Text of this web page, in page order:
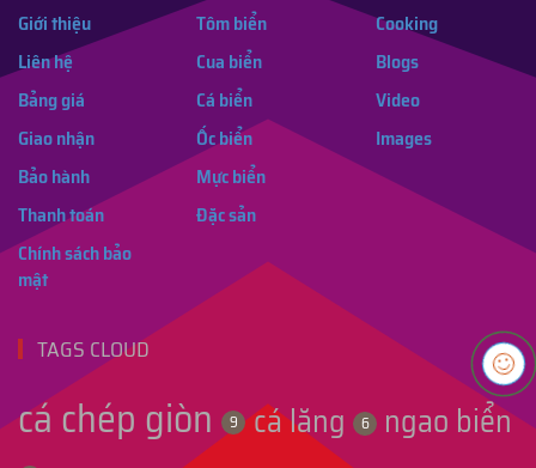
Giới thiệu
Liên hệ
Bảng giá
Giao nhận
Bảo hành
Thanh toán
Chính sách bảo
mật
Tôm biển
Cua biển
Cá biển
Ốc biển
Mực biển
Đặc sản
Cooking
Blogs
Video
Images
TAGS CLOUD
cá chép giòn 9 cá lăng 6 ngao biển